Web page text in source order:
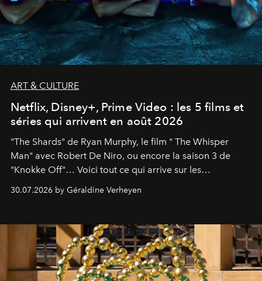
ART & CULTURE
Netflix, Disney+, Prime Video : les 5 films et
séries qui arrivent en août 2026
"The Shards" de Ryan Murphy, le film " The Whisper
Man" avec Robert De Niro, ou encore la saison 3 de
"Knokke Off"… Voici tout ce qui arrive sur les
plateformes de streaming en août 2026.
30.07.2026 by Géraldine Verheyen